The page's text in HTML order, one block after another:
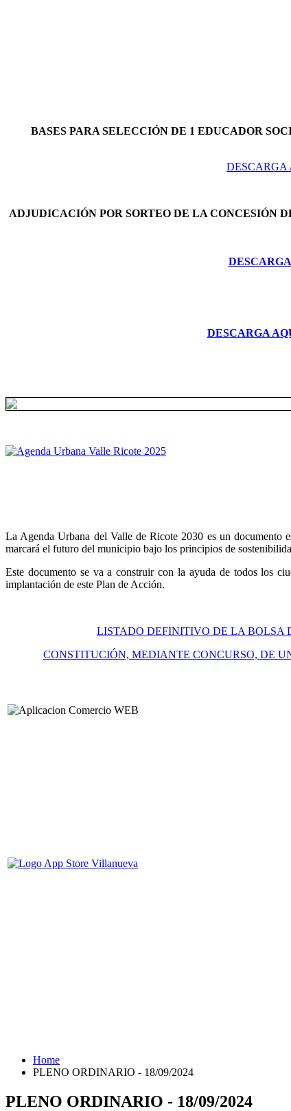
BASES PARA SELECCIÓN DE 1 EDUCADOR
DESCARGA
ADJUDICACIÓN POR SORTEO DE LA CONCESIÓN
DESCARGA
La Agenda Urbana del Valle de Ricote 2030 es un documento
marcará el futuro del municipio bajo los principios de
Este documento se va a construir con la ayuda de todos los
implantación de este Plan de Acción.
LISTADO DEFINITIVO DE LA BOLSA
CONSTITUCIÓN, MEDIANTE CONCURSO, DE
Home
PLENO ORDINARIO - 18/09/2024
PLENO ORDINARIO - 18/09/2024